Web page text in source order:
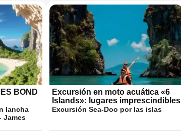
BOND
lancha
James
Excursión en moto acuática «6
Islands»: lugares imprescindibles
Excursión Sea-Doo por las islas